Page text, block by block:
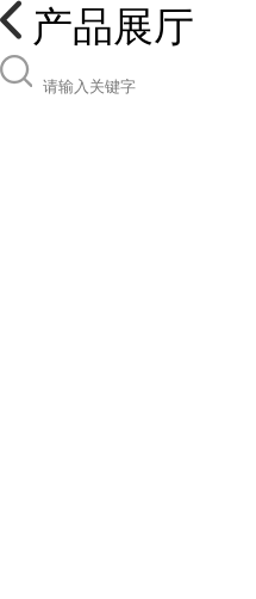
产品展厅